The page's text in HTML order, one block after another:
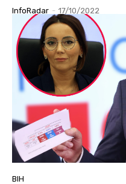
InfoRadar - 17/10/2022
BIH